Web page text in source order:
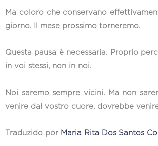
Ma coloro che conservano
giorno. Il mese prossimo torneremo.
Questa pausa è necessaria. Proprio
in voi stessi, non in noi.
Noi saremo sempre vicini. Ma non
venire dal vostro cuore, dovrebbe
Traduzido por Maria Rita Dos Santos